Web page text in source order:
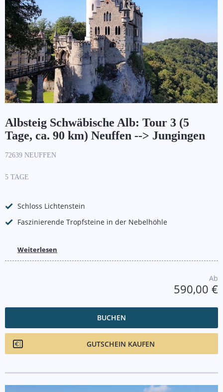
Albsteig Schwäbische Alb: Tour 3 (5
Tage, ca. 90 km) Neuffen --> Jungingen
72639 NEUFFEN
5 TAGE
Schloss Lichtenstein
Faszinierende Tropfsteine in der Nebelhöhle
Weiterlesen
Ab
590,00 €
BUCHEN
GUTSCHEIN KAUFEN